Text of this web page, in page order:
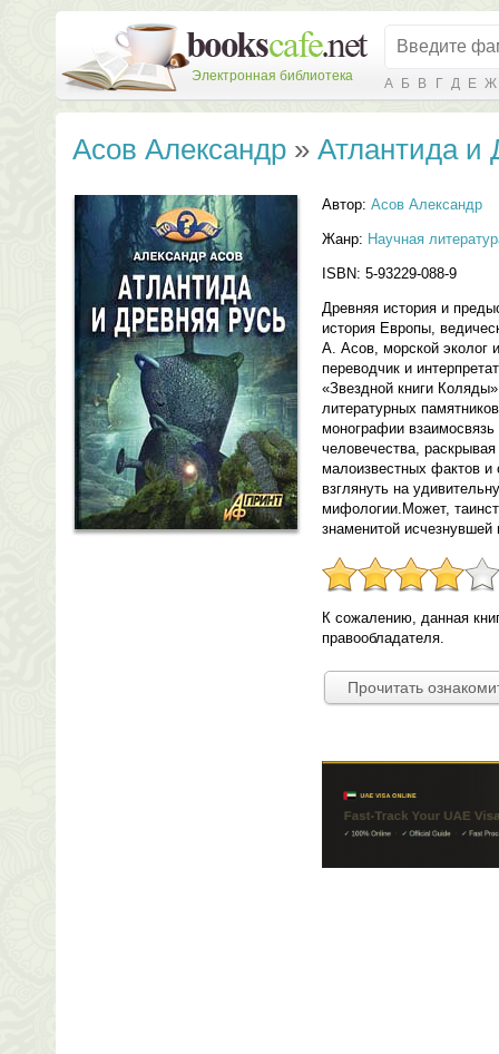
Электронная библиотека А Б В Г Д Е Ж
Асов Александр » Атлантида и
Автор: Асов Александр
Жанр: Научная
ISBN: 5-93229-088-9
Древняя история и
история Европы,
А. Асов, морской эколог
переводчик и
«Звездной книги
литературных
монографии взаимосвязь
человечества,
малоизвестных фактов и
взглянуть на
мифологии.Может,
знаменитой
К сожалению, данная
правообладателя.
Прочитать